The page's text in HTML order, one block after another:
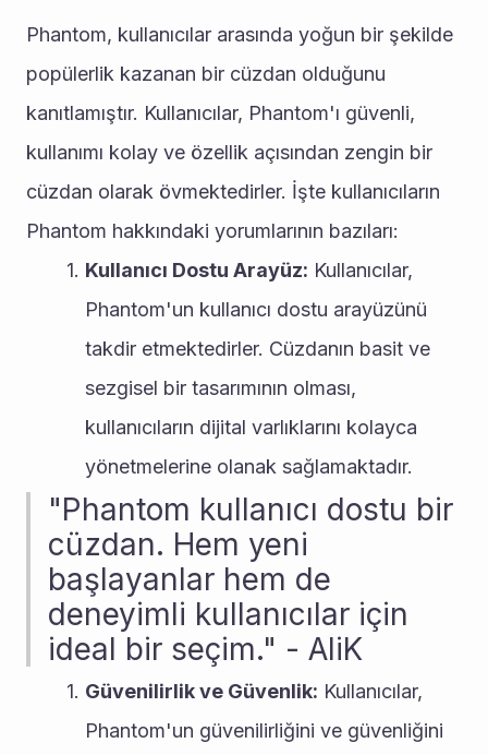
Phantom, kullanıcılar arasında yoğun bir şekilde
popülerlik kazanan bir cüzdan olduğunu
kanıtlamıştır. Kullanıcılar, Phantom'ı güvenli,
kullanımı kolay ve özellik açısından zengin bir
cüzdan olarak övmektedirler. İşte kullanıcıların
Phantom hakkındaki yorumlarının bazıları:
Kullanıcı Dostu Arayüz: Kullanıcılar,
Phantom'un kullanıcı dostu arayüzünü
takdir etmektedirler. Cüzdanın basit ve
sezgisel bir tasarımının olması,
kullanıcıların dijital varlıklarını kolayca
yönetmelerine olanak sağlamaktadır.
"Phantom kullanıcı dostu bir
cüzdan. Hem yeni
başlayanlar hem de
deneyimli kullanıcılar için
ideal bir seçim." - AliK
Güvenilirlik ve Güvenlik: Kullanıcılar,
Phantom'un güvenilirliğini ve güvenliğini